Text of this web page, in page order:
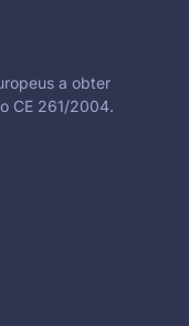
a obter
CE 261/2004.